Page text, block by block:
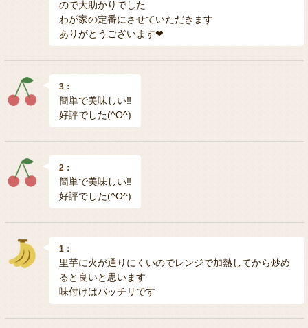
ので大助かりでした
わが家の定番にさせていただきます
ありがとうございます❤
3：
簡単で美味しい‼️
好評でした(^O^)
2：
簡単で美味しい‼️
好評でした(^O^)
1：
里芋に火が通りにくいのでレンジで加熱してから炒め
ると良いと思います
味付けはバッチリです